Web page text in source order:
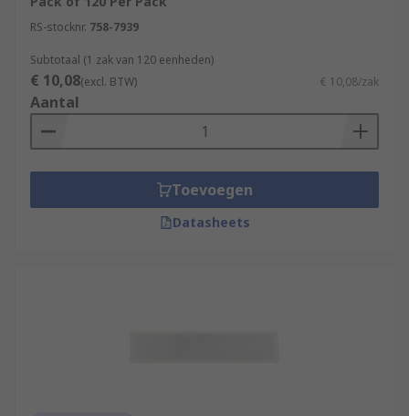
RS-stocknr. 758-7939
Subtotaal (1 zak van 120 eenheden)
€ 10,08(excl. BTW) € 10,08/zak
Aantal
Toevoegen
Datasheets